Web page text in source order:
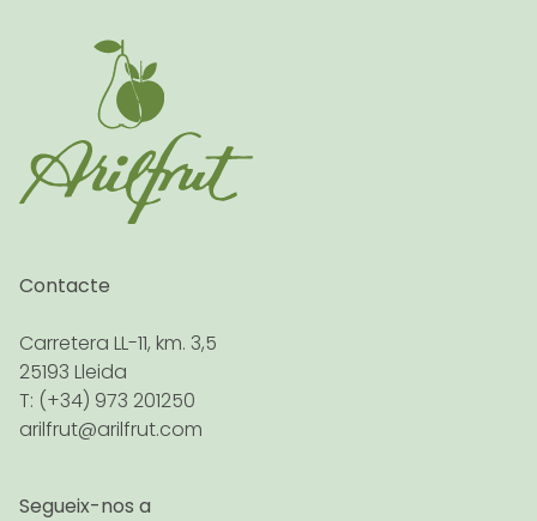
Contacte
Carretera LL-11, km. 3,5
25193 Lleida
T: (+34) 973 201250
arilfrut@arilfrut.com
Segueix-nos a